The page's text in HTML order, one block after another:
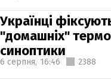
Українці
"домашніх"
синоптики
6 серпня, 16:46 2388